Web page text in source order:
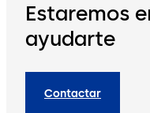
Estaremos
ayudarte
Contactar